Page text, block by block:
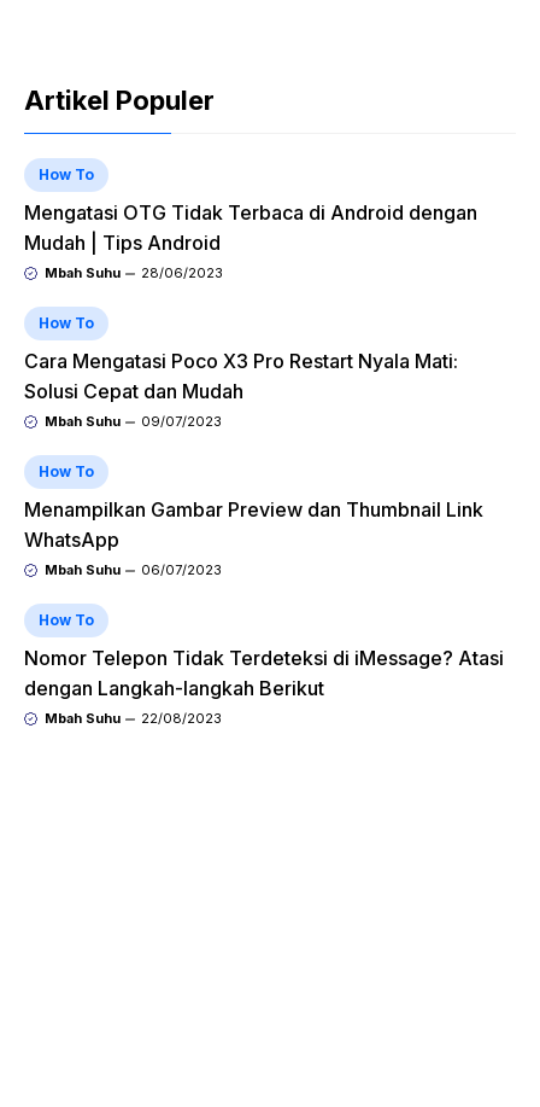
Artikel Populer
How To
Mengatasi OTG Tidak Terbaca di Android dengan
Mudah | Tips Android
Mbah Suhu 28/06/2023
How To
Cara Mengatasi Poco X3 Pro Restart Nyala Mati:
Solusi Cepat dan Mudah
Mbah Suhu 09/07/2023
How To
Menampilkan Gambar Preview dan Thumbnail Link
WhatsApp
Mbah Suhu 06/07/2023
How To
Nomor Telepon Tidak Terdeteksi di iMessage? Atasi
dengan Langkah-langkah Berikut
Mbah Suhu 22/08/2023